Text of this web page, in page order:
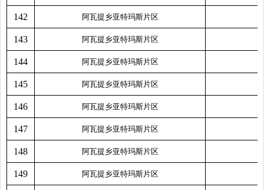
142 阿瓦提乡亚特玛斯片区
143 阿瓦提乡亚特玛斯片区
144 阿瓦提乡亚特玛斯片区
145 阿瓦提乡亚特玛斯片区
146 阿瓦提乡亚特玛斯片区
147 阿瓦提乡亚特玛斯片区
148 阿瓦提乡亚特玛斯片区
149 阿瓦提乡亚特玛斯片区